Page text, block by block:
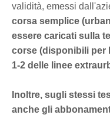
validità, emessi
corsa semplice
essere caricati sulla
corse (disponibili per
1-2 delle linee
Inoltre, sugli stessi
anche gli